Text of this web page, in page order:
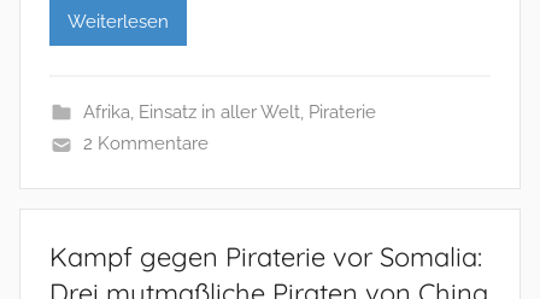
Weiterlesen
Afrika, Einsatz in aller Welt, Piraterie
2 Kommentare
Kampf gegen Piraterie vor Somalia: